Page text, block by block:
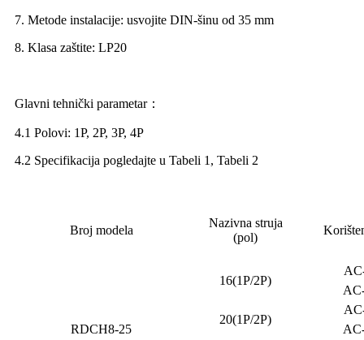
7. Metode instalacije: usvojite DIN-šinu od 35 mm
8. Klasa zaštite: LP20
Glavni tehnički parametar：
4.1 Polovi: 1P, 2P, 3P, 4P
4.2 Specifikacija pogledajte u Tabeli 1, Tabeli 2
Broj modela
Nazivna struja
(pol)
RDCH8-25
16(1P/2P)
20(1P/2P)